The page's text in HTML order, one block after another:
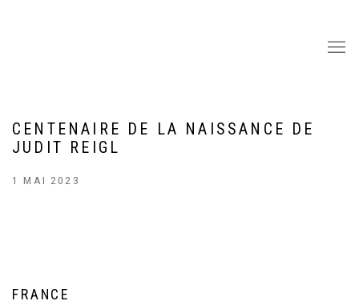
CENTENAIRE DE LA NAISSANCE DE
JUDIT REIGL
1 MAI 2023
FRANCE